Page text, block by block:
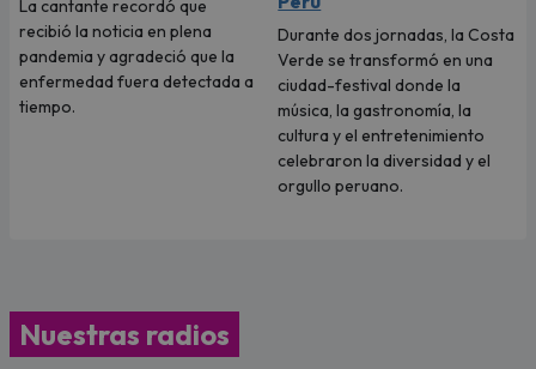
La cantante recordó que
recibió la noticia en plena
pandemia y agradeció que la
enfermedad fuera detectada a
tiempo.
Durante dos jornadas, la Costa
Verde se transformó en una
ciudad-festival donde la
música, la gastronomía, la
cultura y el entretenimiento
celebraron la diversidad y el
orgullo peruano.
Nuestras radios